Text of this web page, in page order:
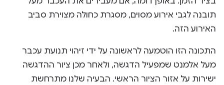
תובנה לגבי אירוע מסוים, מסגרת כחולה מצוירת סביב
האירוע הזה.
התכונה הזו הוטמעה לראשונה על ידי זיהוי תנועת עכבר
מעל אלמנט שמפעיל הדגשה, ולאחר מכן ציור ההדגשה
ישירות על אזור הציור הראשי. הבעיה שלנו מתרחשת